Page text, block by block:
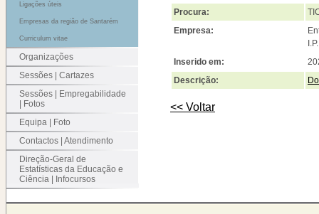
Ligações úteis
Empresas da região de Santarém
Curriculum vitae
Organizações
Sessões | Cartazes
Sessões | Empregabilidade
| Fotos
Equipa | Foto
Contactos | Atendimento
Direção-Geral de
Estatísticas da Educação e
Ciência | Infocursos
Procura:
Empresa:
Inserido em:
Descrição:
<< Voltar